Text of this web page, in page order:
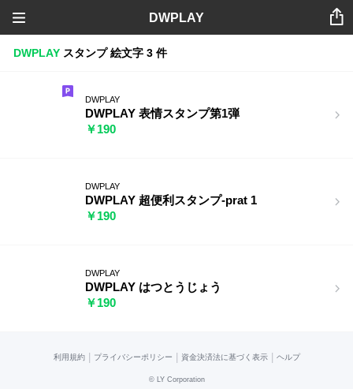
DWPLAY
DWPLAY スタンプ 絵文字 3 件
DWPLAY
DWPLAY 表情スタンプ第1弾
￥190
DWPLAY
DWPLAY 超便利スタンプ-prat 1
￥190
DWPLAY
DWPLAY はつとうじょう
￥190
利用規約 プライバシーポリシー 資金決済法に基づく表示 ヘルプ
© LY Corporation